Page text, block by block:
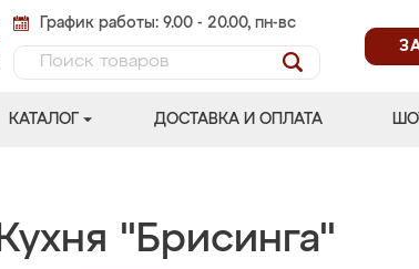
График работы: 9.00 - 20.00, пн-вс
КАТАЛОГ ДОСТАВКА И ОПЛАТА
Кухня "Брисинга"